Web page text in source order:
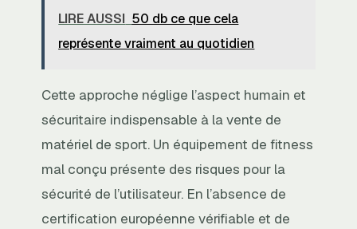
LIRE AUSSI 50 db ce que cela
représente vraiment au quotidien
Cette approche néglige l’aspect humain et
sécuritaire indispensable à la vente de
matériel de sport. Un équipement de fitness
mal conçu présente des risques pour la
sécurité de l’utilisateur. En l’absence de
certification européenne vérifiable et de